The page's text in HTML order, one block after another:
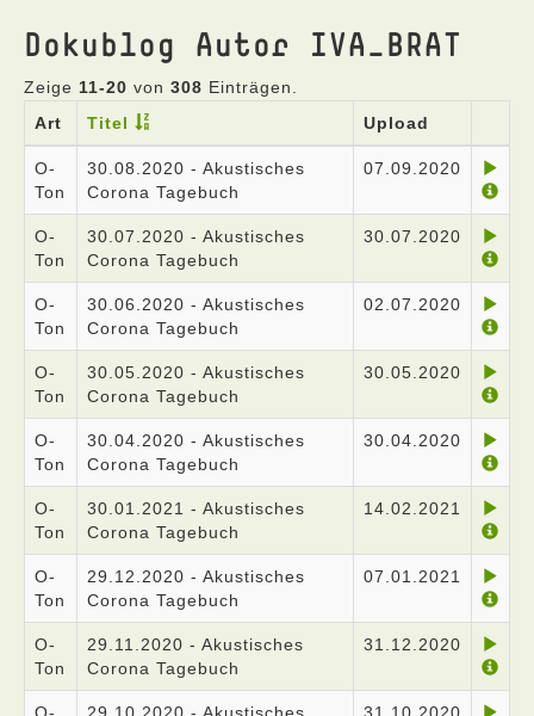
Dokublog Autor IVA_BRAT
Zeige 11-20 von 308 Einträgen.
Art
Titel Upload
O-
Ton
30.08.2020 - Akustisches
Corona Tagebuch
07.09.2020
O-
Ton
30.07.2020 - Akustisches
Corona Tagebuch
30.07.2020
O-
Ton
30.06.2020 - Akustisches
Corona Tagebuch
02.07.2020
O-
Ton
30.05.2020 - Akustisches
Corona Tagebuch
30.05.2020
O-
Ton
30.04.2020 - Akustisches
Corona Tagebuch
30.04.2020
O-
Ton
30.01.2021 - Akustisches
Corona Tagebuch
14.02.2021
O-
Ton
29.12.2020 - Akustisches
Corona Tagebuch
07.01.2021
O-
Ton
29.11.2020 - Akustisches
Corona Tagebuch
31.12.2020